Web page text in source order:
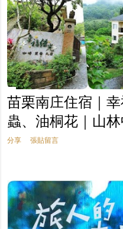
苗栗南庄住宿｜
蟲、油桐花｜山
分享 張貼留言